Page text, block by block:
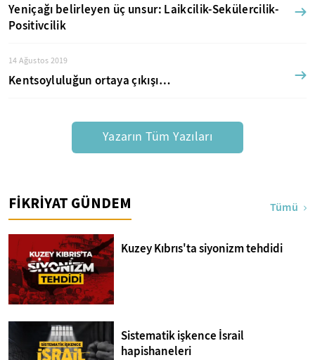
Yeniçağı belirleyen üç unsur: Laikcilik-Sekülercilik-
Positivcilik
14 Ağustos 2019
Kentsoyluluğun ortaya çıkışı…
Yazarın Tüm Yazıları
FİKRİYAT GÜNDEM Tümü
Kuzey Kıbrıs'ta siyonizm tehdidi
Sistematik işkence İsrail
hapishaneleri